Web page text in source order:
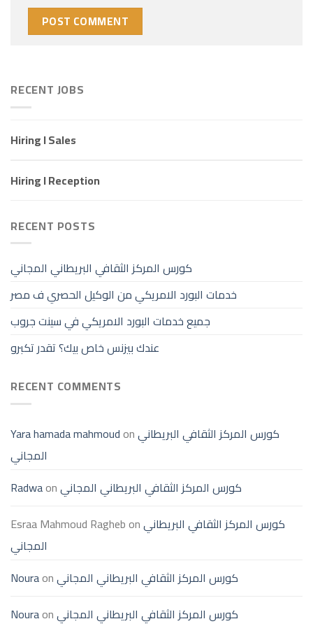
RECENT JOBS
Hiring I Sales
Hiring I Reception
RECENT POSTS
كورس المركز الثقافي البريطاني المجاني
خدمات البورد الامريكي من الوكيل الحصري ف مصر
جميع خدمات البورد الامريكي في سينت جروب
عندك بيزنس خاص بيك؟ تقدر تكبرو
RECENT COMMENTS
Yara hamada mahmoudonكورس المركز الثقافي البريطاني
المجاني
Radwaonكورس المركز الثقافي البريطاني المجاني
Esraa Mahmoud Raghebonكورس المركز الثقافي البريطاني
المجاني
Nouraonكورس المركز الثقافي البريطاني المجاني
Nouraonكورس المركز الثقافي البريطاني المجاني